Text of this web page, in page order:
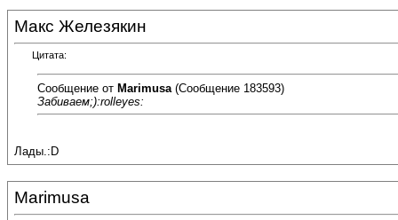
Макс Железякин
Цитата:
Сообщение от Marimusa (Сообщение 183593)
Забиваем;):rolleyes:
Лады.:D
Marimusa